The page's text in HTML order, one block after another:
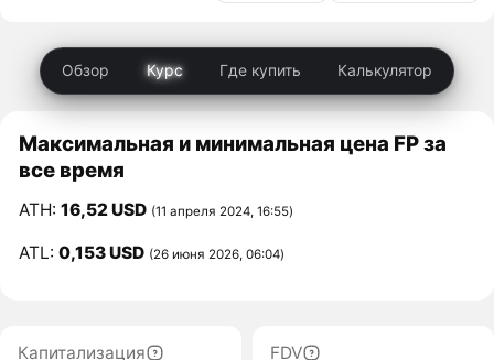
Обзор Курс Где купить Калькулятор
Максимальная и минимальная цена FP за
все время
ATH:16,52 USD (11 апреля 2024, 16:55)
ATL:0,153 USD (26 июня 2026, 06:04)
Капитализация
FDV